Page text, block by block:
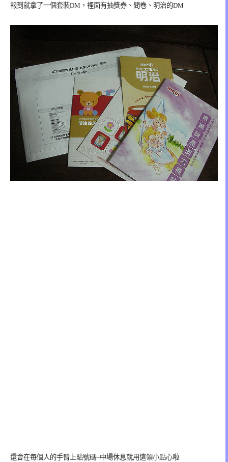
報到就拿了一個套裝DM，裡面有抽獎券、問卷、明治的DM
還會在每個人的手臂上貼號碼~中場休息就用這領小點心啦